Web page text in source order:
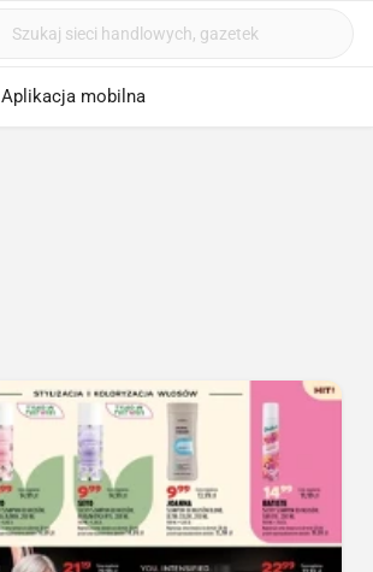
Aplikacja mobilna